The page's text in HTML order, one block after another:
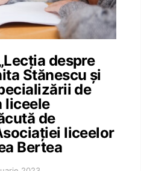
despre
Stănescu și
de
liceele
de
liceelor
Bertea